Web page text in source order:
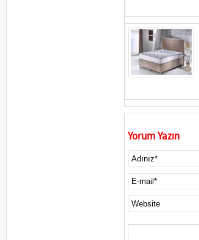
Yorum Yazın